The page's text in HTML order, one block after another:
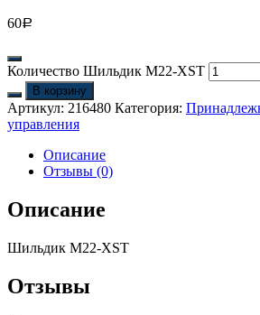
60Р
Количество Шильдик M22-XST
В корзину
Артикул: 216480 Категория:
управления
Описание
Отзывы (0)
Описание
Шильдик M22-XST
Отзывы